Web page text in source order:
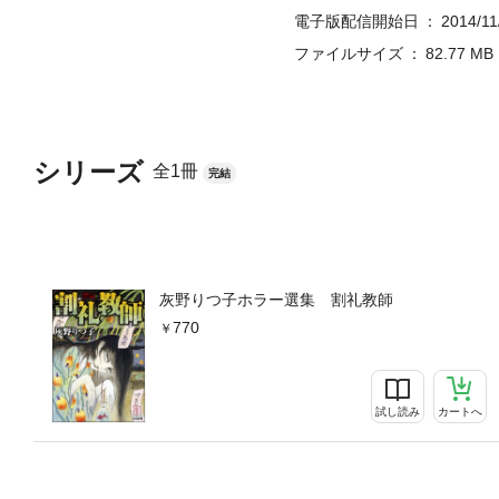
シリーズ 全1冊 完結
灰野りつ子ホラー選集 割礼教師
770
試し読み カートへ
電子版配信開始日
2014/
ファイルサイズ
82.77 MB